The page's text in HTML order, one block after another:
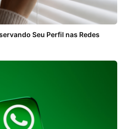
Seu Perfil nas Redes